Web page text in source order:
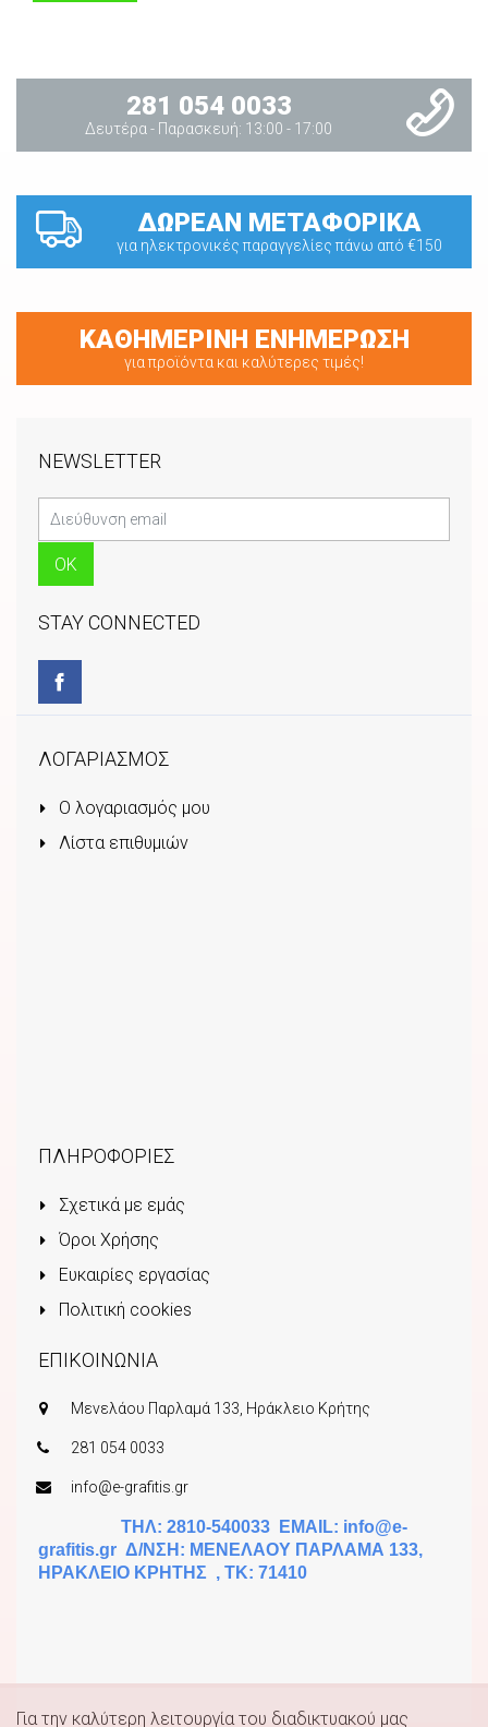
281 054 0033
Δευτέρα - Παρασκευή: 13:00 - 17:00
ΔΩΡΕΑΝ ΜΕΤΑΦΟΡΙΚΑ
για ηλεκτρονικές παραγγελίες πάνω από €150
ΚΑΘΗΜΕΡΙΝΗ ΕΝΗΜΕΡΩΣΗ
για προϊόντα και καλύτερες τιμές!
NEWSLETTER
STAY CONNECTED
ΛΟΓΑΡΙΑΣΜΟΣ
Ο λογαριασμός μου
Λίστα επιθυμιών
ΠΛΗΡΟΦΟΡΙΕΣ
Σχετικά με εμάς
Όροι Χρήσης
Ευκαιρίες εργασίας
Πολιτική cookies
ΕΠΙΚΟΙΝΩΝΙΑ
Μενελάου Παρλαμά 133, Ηράκλειο Κρήτης
281 054 0033
info@e-grafitis.gr
ΤΗΛ: 2810-540033 EMAIL: info@e-
grafitis.gr Δ/ΝΣΗ: ΜΕΝΕΛΑΟΥ ΠΑΡΛΑΜΑ 133,
ΗΡΑΚΛΕΙΟ ΚΡΗΤΗΣ , ΤΚ: 71410
Για την καλύτερη λειτουργία του διαδικτυακού μας